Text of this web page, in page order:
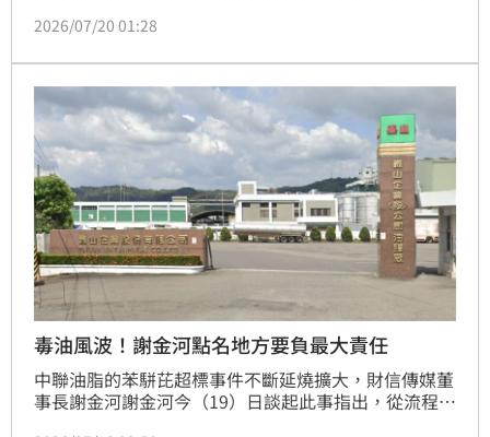
但是毛利卻暴增兩成，您會稱讚公司老闆節省成本，賺
2026/07/20 01:28
毒油風波！謝金河點名地方要負最大責任
中聯油脂的苯駢芘超標事件不斷延燒擴大，財信傳媒董
事長謝金河謝金河今（19）日談起此事指出，從流程